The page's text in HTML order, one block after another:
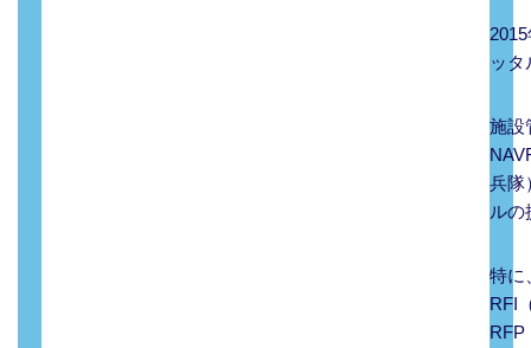
ッタ
施設
兵隊
ルの
特に
RFI
RFP